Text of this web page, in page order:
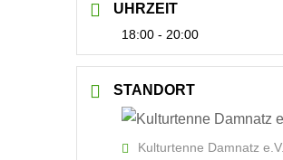
UHRZEIT
18:00 - 20:00
STANDORT
Kulturtenne Damnatz e.V.